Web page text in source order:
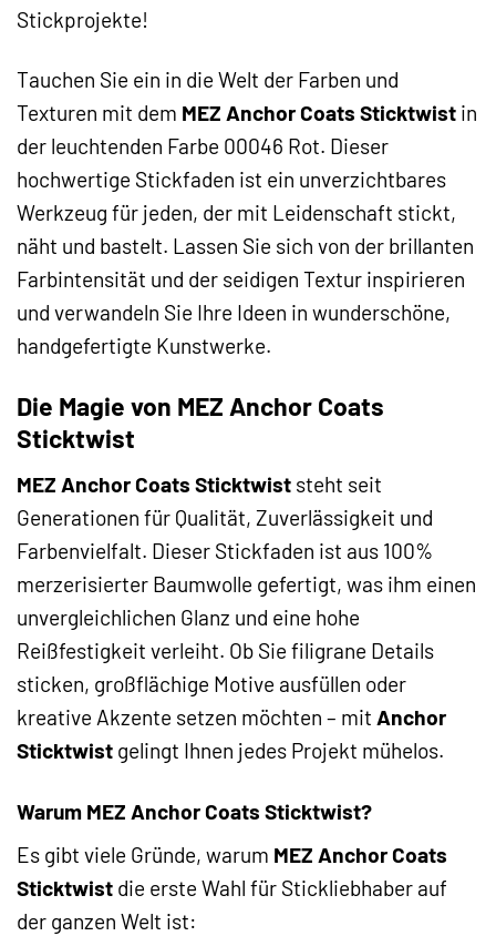
Stickprojekte!
Tauchen Sie ein in die Welt der Farben und
Texturen mit dem MEZ Anchor Coats Sticktwist in
der leuchtenden Farbe 00046 Rot. Dieser
hochwertige Stickfaden ist ein unverzichtbares
Werkzeug für jeden, der mit Leidenschaft stickt,
näht und bastelt. Lassen Sie sich von der brillanten
Farbintensität und der seidigen Textur inspirieren
und verwandeln Sie Ihre Ideen in wunderschöne,
handgefertigte Kunstwerke.
Die Magie von MEZ Anchor Coats
Sticktwist
MEZ Anchor Coats Sticktwist steht seit
Generationen für Qualität, Zuverlässigkeit und
Farbenvielfalt. Dieser Stickfaden ist aus 100%
merzerisierter Baumwolle gefertigt, was ihm einen
unvergleichlichen Glanz und eine hohe
Reißfestigkeit verleiht. Ob Sie filigrane Details
sticken, großflächige Motive ausfüllen oder
kreative Akzente setzen möchten – mit Anchor
Sticktwist gelingt Ihnen jedes Projekt mühelos.
Warum MEZ Anchor Coats Sticktwist?
Es gibt viele Gründe, warum MEZ Anchor Coats
Sticktwist die erste Wahl für Stickliebhaber auf
der ganzen Welt ist: